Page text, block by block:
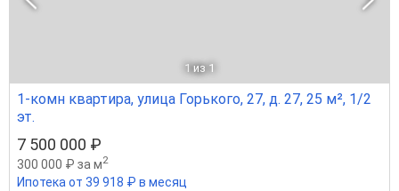
1 из 1
1-комн квартира, улица Горького, 27, д. 27, 25 м², 1/2
эт.
7 500 000 ₽
300 000 ₽ за м2
Ипотека от 39 918 ₽ в месяц